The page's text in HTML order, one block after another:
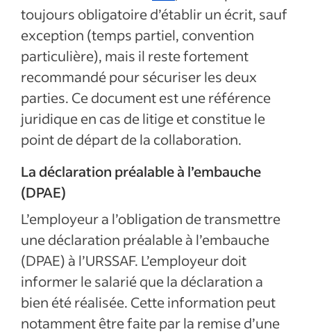
toujours obligatoire d’établir un écrit, sauf
exception (temps partiel, convention
particulière), mais il reste fortement
recommandé pour sécuriser les deux
parties. Ce document est une référence
juridique en cas de litige et constitue le
point de départ de la collaboration.
La déclaration préalable à l’embauche
(DPAE)
L’employeur a l’obligation de transmettre
une déclaration préalable à l’embauche
(DPAE) à l’URSSAF. L’employeur doit
informer le salarié que la déclaration a
bien été réalisée. Cette information peut
notamment être faite par la remise d’une